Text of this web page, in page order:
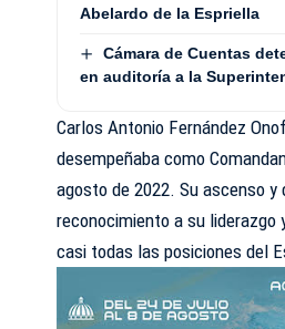
Abelardo de la Espriella
Cámara de Cuentas
en auditoría a la
Carlos Antonio Fernández
desempeñaba como
agosto de 2022. Su ascenso
reconocimiento a su liderazgo
casi todas las posiciones del